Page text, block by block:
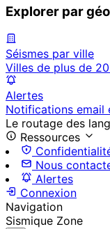
Explorer par
Séismes par ville
Villes de plus de
Alertes
Notifications email
Le routage des
Ressources
Nous
Alertes
Connexion
Navigation
Sismique Zone